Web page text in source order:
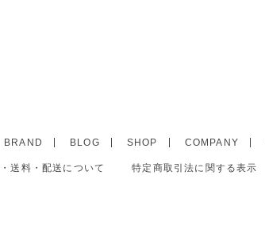
BRAND BLOG SHOP COMPANY
送料・配送について 特定商取引法に関する表示